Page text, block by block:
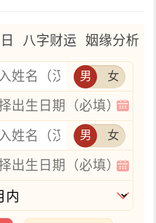
八字财运 姻缘分析
男 女
男 女